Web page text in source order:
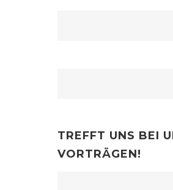
TREFFT UNS BEI
VORTRÄGEN!